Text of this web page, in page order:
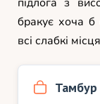
бракує хоча
всі слабкі
Тамбур